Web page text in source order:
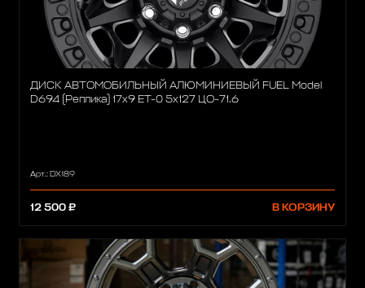
ДИСК АВТОМОБИЛЬНЫЙ АЛЮМИНИЕВЫЙ FUEL Model
D694 (Реплика) 17х9 ET-0 5x127 ЦО-71.6
Арт.: DX189
12 500 ₽ В КОРЗИНУ